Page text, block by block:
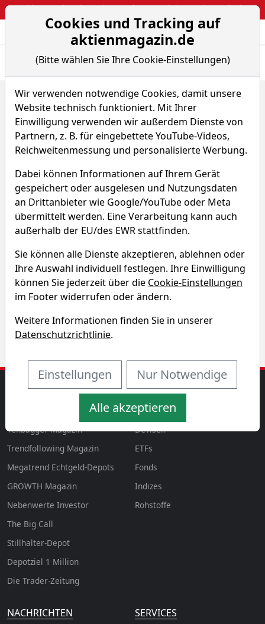
Webinar: So kassierst du trotzdem attraktive Optionsprämien
Aktien- und
Home Aktien Brink's Co. Renditedreieck
Brink's Aktie
Watchlist BCO WKN 264748
Entdecken Sie auf einen Blick die Performance der
Brink's Aktie über verschiedene Zeiträume hinweg.
MAGAZINE
Tenbagger Magazin
Trendfollowing Magazin
Megatrend Echtgeld-Depots
GROWTH Magazin
Nebenwerte Investor
The Big Call
Stillhalter-Depot
Depotziel 1 Million
Die Trader-Zeitung
AKTIEN & MEHR
Aktien
Devisen
ETFs
Fonds
Indizes
Rohstoffe
NACHRICHTEN SERVICES
Cookies und Tracking auf
aktienmagazin.de
(Bitte wählen Sie Ihre Cookie-Einstellungen)
Wir verwenden notwendige Cookies, damit unsere
Website technisch funktioniert. Mit Ihrer
Einwilligung verwenden wir außerdem Dienste von
Partnern, z. B. für eingebettete YouTube-Videos,
Reichweitenmessung und personalisierte Werbung.
Dabei können Informationen auf Ihrem Gerät
gespeichert oder ausgelesen und Nutzungsdaten
an Drittanbieter wie Google/YouTube oder Meta
übermittelt werden. Eine Verarbeitung kann auch
außerhalb der EU/des EWR stattfinden.
Sie können alle Dienste akzeptieren, ablehnen oder
Ihre Auswahl individuell festlegen. Ihre Einwilligung
können Sie jederzeit über die Cookie-Einstellungen
im Footer widerrufen oder ändern.
Weitere Informationen finden Sie in unserer
Datenschutzrichtlinie.
Einstellungen Nur Notwendige
Alle akzeptieren